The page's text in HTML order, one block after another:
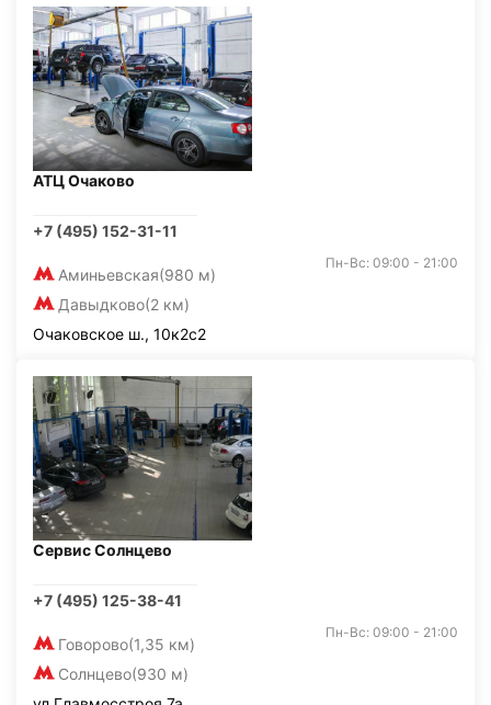
АТЦ Очаково
+7 (495) 152-31-11
Аминьевская(980 м)
Давыдково(2 км)
Пн-Вс: 09:00 - 21:00
Очаковское ш., 10к2с2
Сервис Солнцево
+7 (495) 125-38-41
Говорово(1,35 км)
Солнцево(930 м)
Пн-Вс: 09:00 - 21:00